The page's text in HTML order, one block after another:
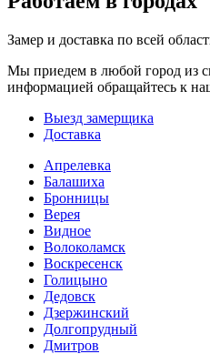
Замер и доставка по всей
Мы приедем в любой город из
информацией обращайтесь к
Выезд замерщика
Доставка
Апрелевка
Балашиха
Бронницы
Верея
Видное
Волоколамск
Воскресенск
Голицыно
Дедовск
Дзержинский
Долгопрудный
Дмитров